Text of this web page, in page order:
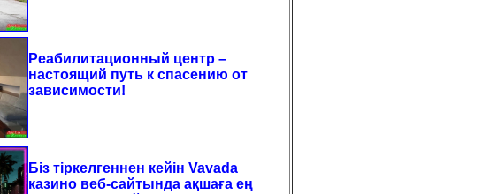
Реабилитационный центр –
настоящий путь к спасению от
зависимости!
Біз тіркелгеннен кейін Vavada
казино веб-сайтында ақшаға ең